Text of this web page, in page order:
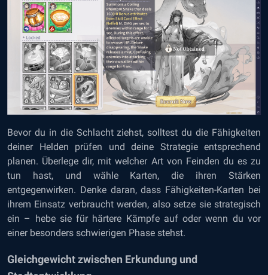
Bevor du in die Schlacht ziehst, solltest du die Fähigkeiten
deiner Helden prüfen und deine Strategie entsprechend
planen. Überlege dir, mit welcher Art von Feinden du es zu
tun hast, und wähle Karten, die ihren Stärken
entgegenwirken. Denke daran, dass Fähigkeiten-Karten bei
ihrem Einsatz verbraucht werden, also setze sie strategisch
ein – hebe sie für härtere Kämpfe auf oder wenn du vor
einer besonders schwierigen Phase stehst.
Gleichgewicht zwischen Erkundung und